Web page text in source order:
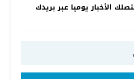
الأخبار يوميا عبر بريدك